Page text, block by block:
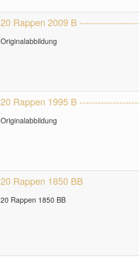
20 Rappen 2009 B
Originalabbildung
20 Rappen 1995 B
Originalabbildung
20 Rappen 1850 BB
20 Rappen 1850 BB